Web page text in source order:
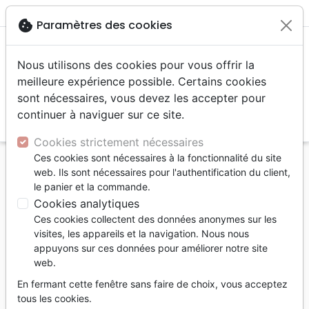
menu
Accueil Divers Objets cadeaux
Objets cadeaux
Filtrer tune
cookie Paramètres des cookies
Nous utilisons des cookies pour vous offrir la
meilleure expérience possible. Certains cookies
sont nécessaires, vous devez les accepter pour
continuer à naviguer sur ce site.
Cookies strictement nécessaires
Ces cookies sont nécessaires à la fonctionnalité du site
web. Ils sont nécessaires pour l'authentification du client,
le panier et la commande.
Cookies analytiques
Ces cookies collectent des données anonymes sur les
visites, les appareils et la navigation. Nous nous
appuyons sur ces données pour améliorer notre site
web.
En fermant cette fenêtre sans faire de choix, vous acceptez
tous les cookies.